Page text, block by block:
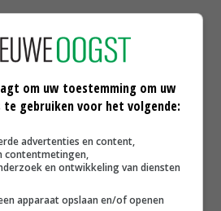
rassenlijst
om uw toestemming om uw
te gebruiken voor het volgende:
advertenties en content,
contentmetingen,
en ontwikkeling van diensten
apparaat opslaan en/of openen